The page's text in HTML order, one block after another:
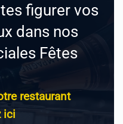
figurer vos
dans nos
Fêtes
restaurant
ici